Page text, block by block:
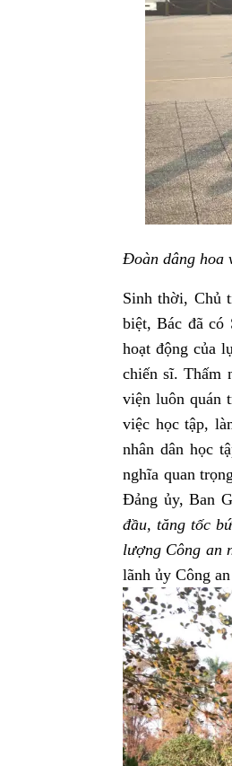
Đoàn dâng hoa
Sinh thời, Chủ
biệt, Bác đã có
hoạt động của
chiến sĩ. Thấm
viện luôn quán
việc học tập,
nhân dân học
nghĩa quan
Đảng ủy, Ban
đầu, tăng tốc
lượng Công an
lãnh ủy Công